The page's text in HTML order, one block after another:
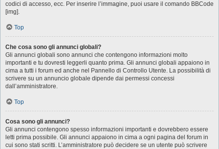
codici di accesso, ecc. Per inserire l’immagine, puoi usare il comando BBCode
[img].
Top
Che cosa sono gli annunci globali?
Gli annunci globali sono annunci che contengono informazioni molto
importanti e tu dovresti leggerli quanto prima. Gli annunci globali appaiono in
cima a tutti i forum ed anche nel Pannello di Controllo Utente. La possibilità di
scrivere su un annuncio globale dipende dai permessi concessi
dall’amministratore.
Top
Cosa sono gli annunci?
Gli annunci contengono spesso informazioni importanti e dovrebbero essere
letti prima possibile. Gli annunci appaiono in cima a ogni pagina del forum in
cui sono stati scritti. L’amministratore può decidere se un utente può scrivere